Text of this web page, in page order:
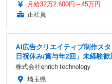
月給32万2,600円～45万円
正社員
AI広告クリエイティブ制作ス
日祝休み/賞与年2回」未経験
株式会社enrich technology
埼玉県